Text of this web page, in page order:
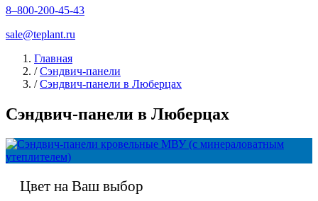
8–800-200-45-43
sale@teplant.ru
Главная
/ Сэндвич-панели
/ Сэндвич-панели в Люберцах
Сэндвич-панели в Люберцах
Цвет на Ваш выбор